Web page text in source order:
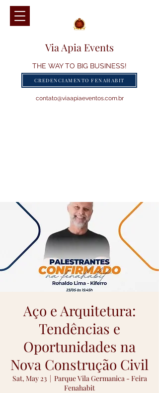
Via Apia Events
THE WAY TO BIG BUSINESS!
contato@viaapiaeventos.com.br
CREDENCIAMENTO FENAHABIT
Aço e Arquitetura:
Tendências e
Oportunidades na
Nova Construção Civil
Sat, May 23
  |
Parque Vila Germanica - Feira
Fenahabit